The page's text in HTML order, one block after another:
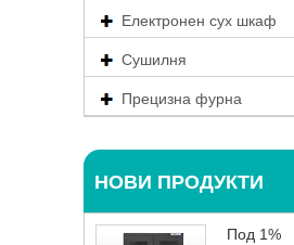
Електронен сух шкаф
Сушилня
Прецизна фурна
НОВИ ПРОДУКТИ
Под 1%